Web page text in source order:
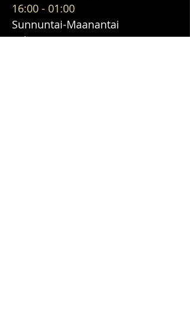
16:00 - 01:00
Sunnuntai-Maanantai
suljettu